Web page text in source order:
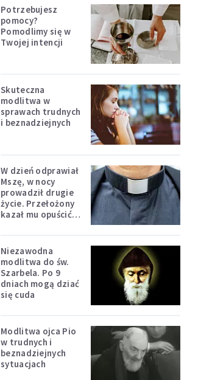
Potrzebujesz
pomocy?
Pomodlimy się w
Twojej intencji
Skuteczna
modlitwa w
sprawach trudnych
i beznadziejnych
W dzień odprawiał
Mszę, w nocy
prowadził drugie
życie. Przełożony
kazał mu opuścić
Niezawodna
modlitwa do św.
Szarbela. Po 9
dniach mogą dziać
się cuda
Modlitwa ojca Pio
w trudnych i
beznadziejnych
sytuacjach